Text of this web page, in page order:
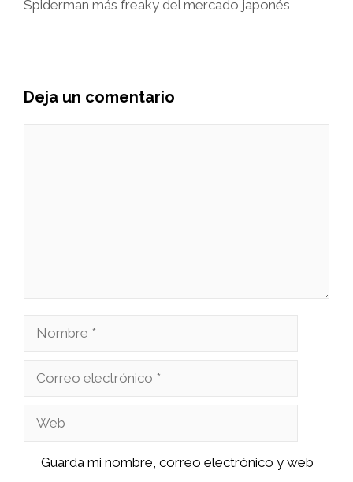
Spiderman más freaky del mercado japonés
Deja un comentario
Nombre
Correo
Web
Guarda mi nombre, correo electrónico y web